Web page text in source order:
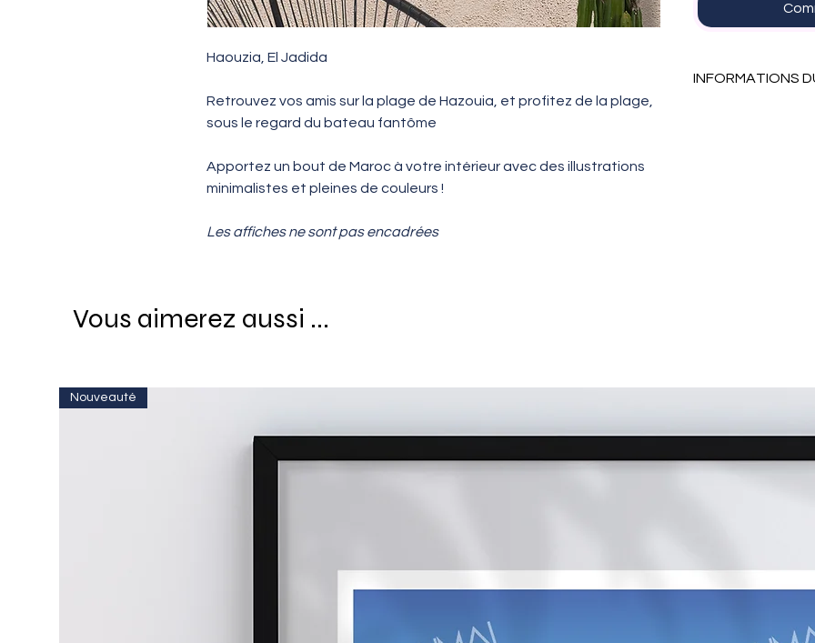
Haouzia, El Jadida
Retrouvez vos amis sur la plage de Hazouia, et profitez de la plage,
sous le regard du bateau fantôme
Apportez un bout de Maroc à votre intérieur avec des illustrations
minimalistes et pleines de couleurs !
Les affiches ne sont pas encadrées
INFORMATIONS
Vous aimerez aussi ...
Nouveauté